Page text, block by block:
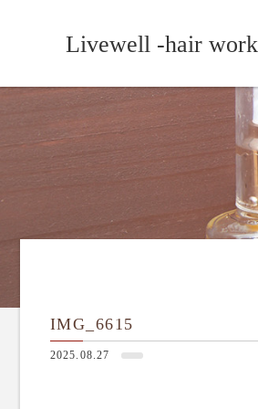
Livewell -hair
IMG_6615
2025.08.27